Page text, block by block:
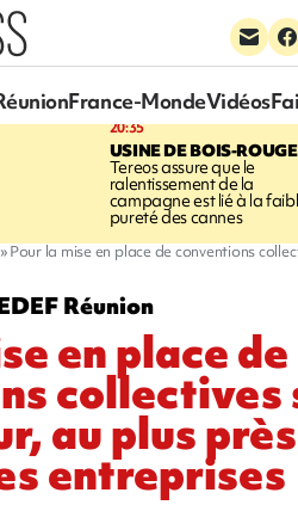
France-MondeVidéos
20:35
USINE DE BOIS-ROUGE
Tereos assure que le
ralentissement de la
campagne est lié à la
pureté des cannes
Pour la mise en place de conventions
Réunion
en place de
collectives
au plus
entreprises